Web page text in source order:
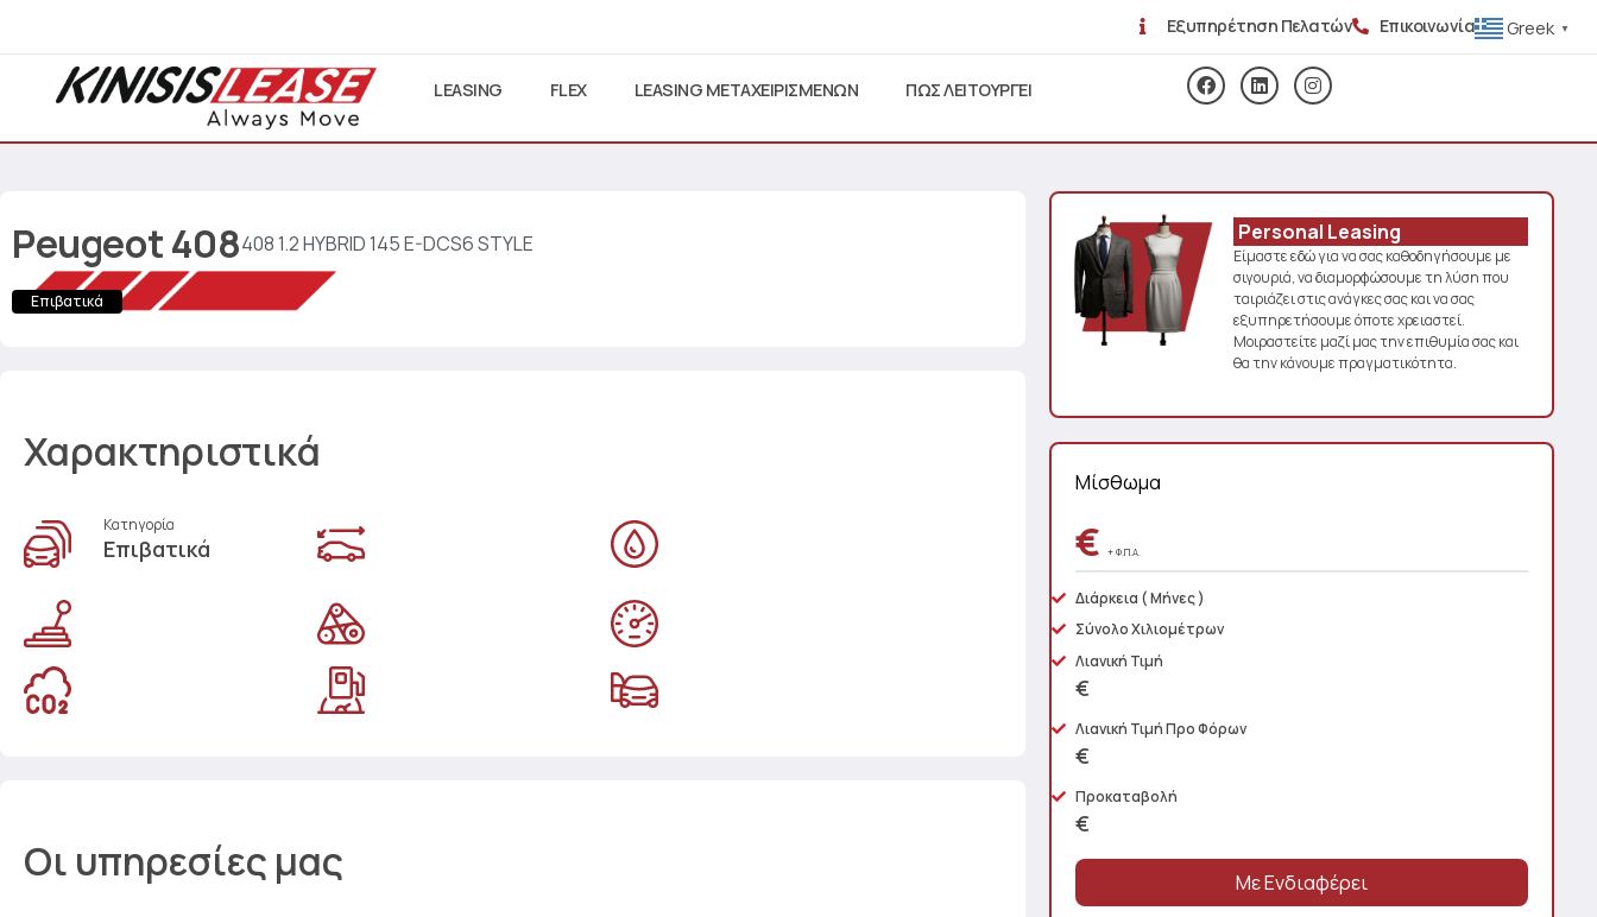
Εξυπηρέτηση Πελατών Επικοινωνία Greek ▼
LEASING FLEX LEASING ΜΕΤΑΧΕΙΡΙΣΜΕΝΩΝ ΠΩΣ ΛΕΙΤΟΥΡΓΕΙ
Peugeot408408 1.2 HYBRID 145 E-DCS6 STYLE
Επιβατικά
Χαρακτηριστικά
Κατηγορία
Επιβατικά
Οι υπηρεσίες μας
Personal Leasing
Είμαστε εδώ για να σας καθοδηγήσουμε με
σιγουριά, να διαμορφώσουμε τη λύση που
ταιριάζει στις ανάγκες σας και να σας
εξυπηρετήσουμε όποτε χρειαστεί.
Μοιραστείτε μαζί μας την επιθυμία σας και
θα την κάνουμε πραγματικότητα.
Μίσθωμα
€+ Φ.Π.Α.
Διάρκεια ( Μήνες )
Σύνολο Χιλιομέτρων
Λιανική Τιμή
€
Λιανική Τιμή Προ Φόρων
€
Προκαταβολή
€